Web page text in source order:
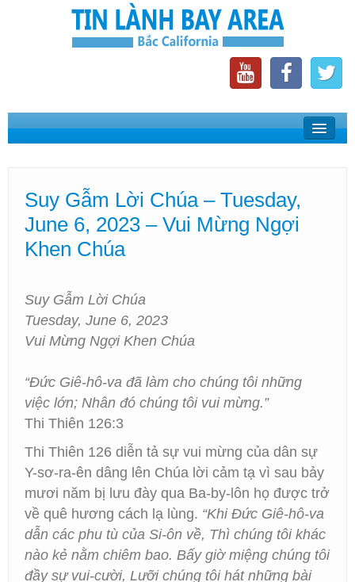
Home
Phát Thanh Tin Lành Bay Area
Các Hội Thánh Bắc California
Suy Gẫm Lời Chúa – Tuesday,
June 6, 2023 – Vui Mừng Ngợi
Khen Chúa
Suy Gẫm Lời Chúa
Tuesday, June 6, 2023
Vui Mừng Ngợi Khen Chúa
“Đức Giê-hô-va đã làm cho chúng tôi những
việc lớn; Nhân đó chúng tôi vui mừng.”
Thi Thiên 126:3
Thi Thiên 126 diễn tả sự vui mừng của dân sự
Y-sơ-ra-ên dâng lên Chúa lời cảm tạ vì sau bảy
mươi năm bị lưu đày qua Ba-by-lôn họ được trở
về quê hương cách lạ lùng. “Khi Đức Giê-hô-va
dẫn các phu tù của Si-ôn về, Thì chúng tôi khác
nào kẻ nằm chiêm bao. Bấy giờ miệng chúng tôi
đầy sự vui-cười, Lưỡi chúng tôi hát những bài